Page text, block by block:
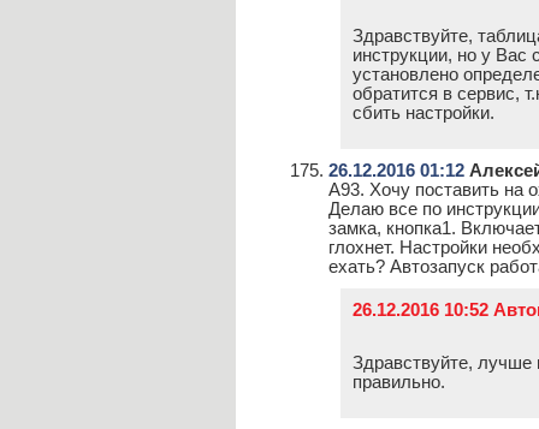
Здравствуйте,
инструкции, но у Вас
установлено
обратится в сервис,
сбить настройки.
26.12.2016 01:12
А93. Хочу поставить на
Делаю все по
замка, кнопка1.
глохнет. Настройки
ехать? Автозапуск
26.12.2016 10:52
Здравствуйте, лучше
правильно.